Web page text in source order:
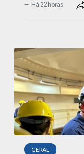
Há 22 horas
GERAL